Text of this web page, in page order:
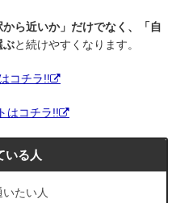
ら近いか」だけでなく、「自
ぶと続けやすくなります。
コチラ!!
はコチラ!!
いる人
たい人